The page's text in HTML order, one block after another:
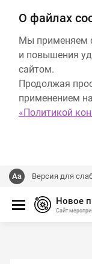
О файлах
Мы применяем
и повышения
сайтом.
Продолжая
применением
«Политикой
Версия для
Новое
Сайт